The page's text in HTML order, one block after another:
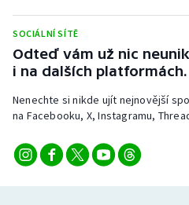
SOCIÁLNÍ SÍTĚ
Odteď vám už nic
i na dalších platformách.
Nenechte si nikde ujít nejnovější
na Facebooku, X, Instagramu,